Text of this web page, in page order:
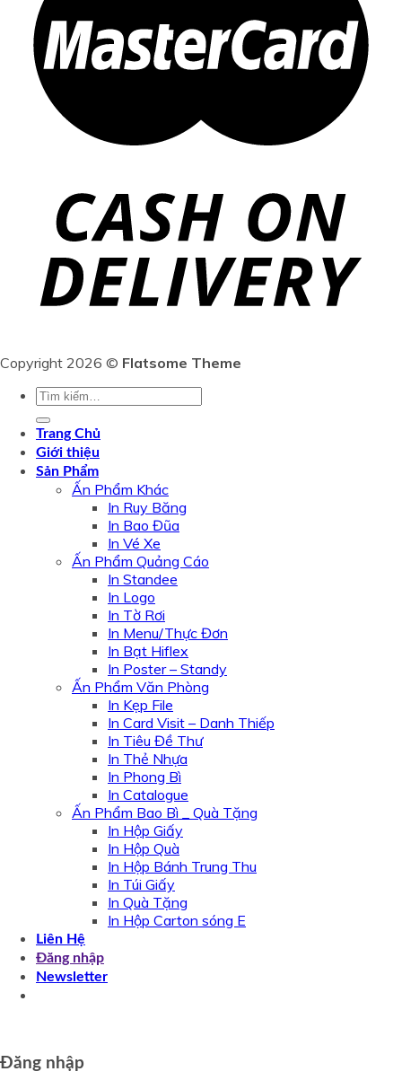
Copyright 2026 © Flatsome Theme
Tìm
Trang Chủ
Giới thiệu
Sản Phẩm
Ấn Phẩm Khác
In Ruy Băng
In Bao Đũa
In Vé Xe
Ấn Phẩm Quảng Cáo
In Standee
In Logo
In Tờ Rơi
In Menu/Thực Đơn
In Bạt Hiflex
In Poster – Standy
Ấn Phẩm Văn Phòng
In Kẹp File
In Card Visit – Danh Thiếp
In Tiêu Đề Thư
In Thẻ Nhựa
In Phong Bì
In Catalogue
Ấn Phẩm Bao Bì _ Quà Tặng
In Hộp Giấy
In Hộp Quà
In Hộp Bánh Trung Thu
In Túi Giấy
In Quà Tặng
In Hộp Carton sóng E
Liên Hệ
Đăng nhập
Newsletter
Đăng nhập